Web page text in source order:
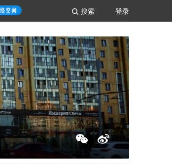
登录
搜索